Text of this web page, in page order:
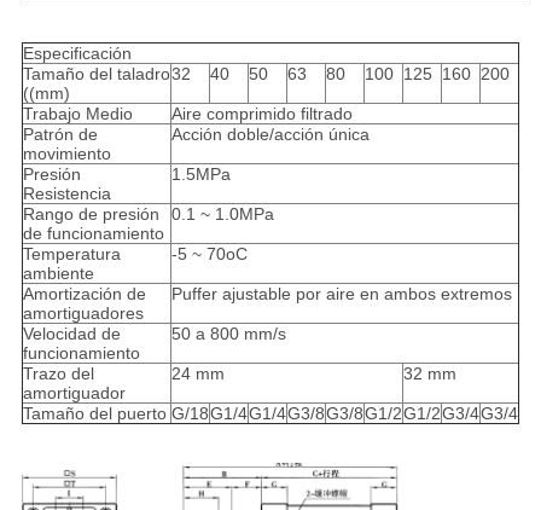
Especificación
Tamaño del taladro
((mm)
32 40 50 63 80 100 125 160 200
Trabajo Medio
Aire comprimido filtrado
Patrón de
movimiento
Acción doble/acción única
Presión
Resistencia
1.5MPa
Rango de presión
de funcionamiento
0.1 ~ 1.0MPa
Temperatura
ambiente
-5 ~ 70oC
Amortización de
amortiguadores
Puffer ajustable por aire en ambos extremos
Velocidad de
funcionamiento
50 a 800 mm/s
Trazo del
amortiguador
24 mm 32 mm
Tamaño del puerto G/18G1/4G1/4G3/8G3/8G1/2G1/2G3/4G3/4